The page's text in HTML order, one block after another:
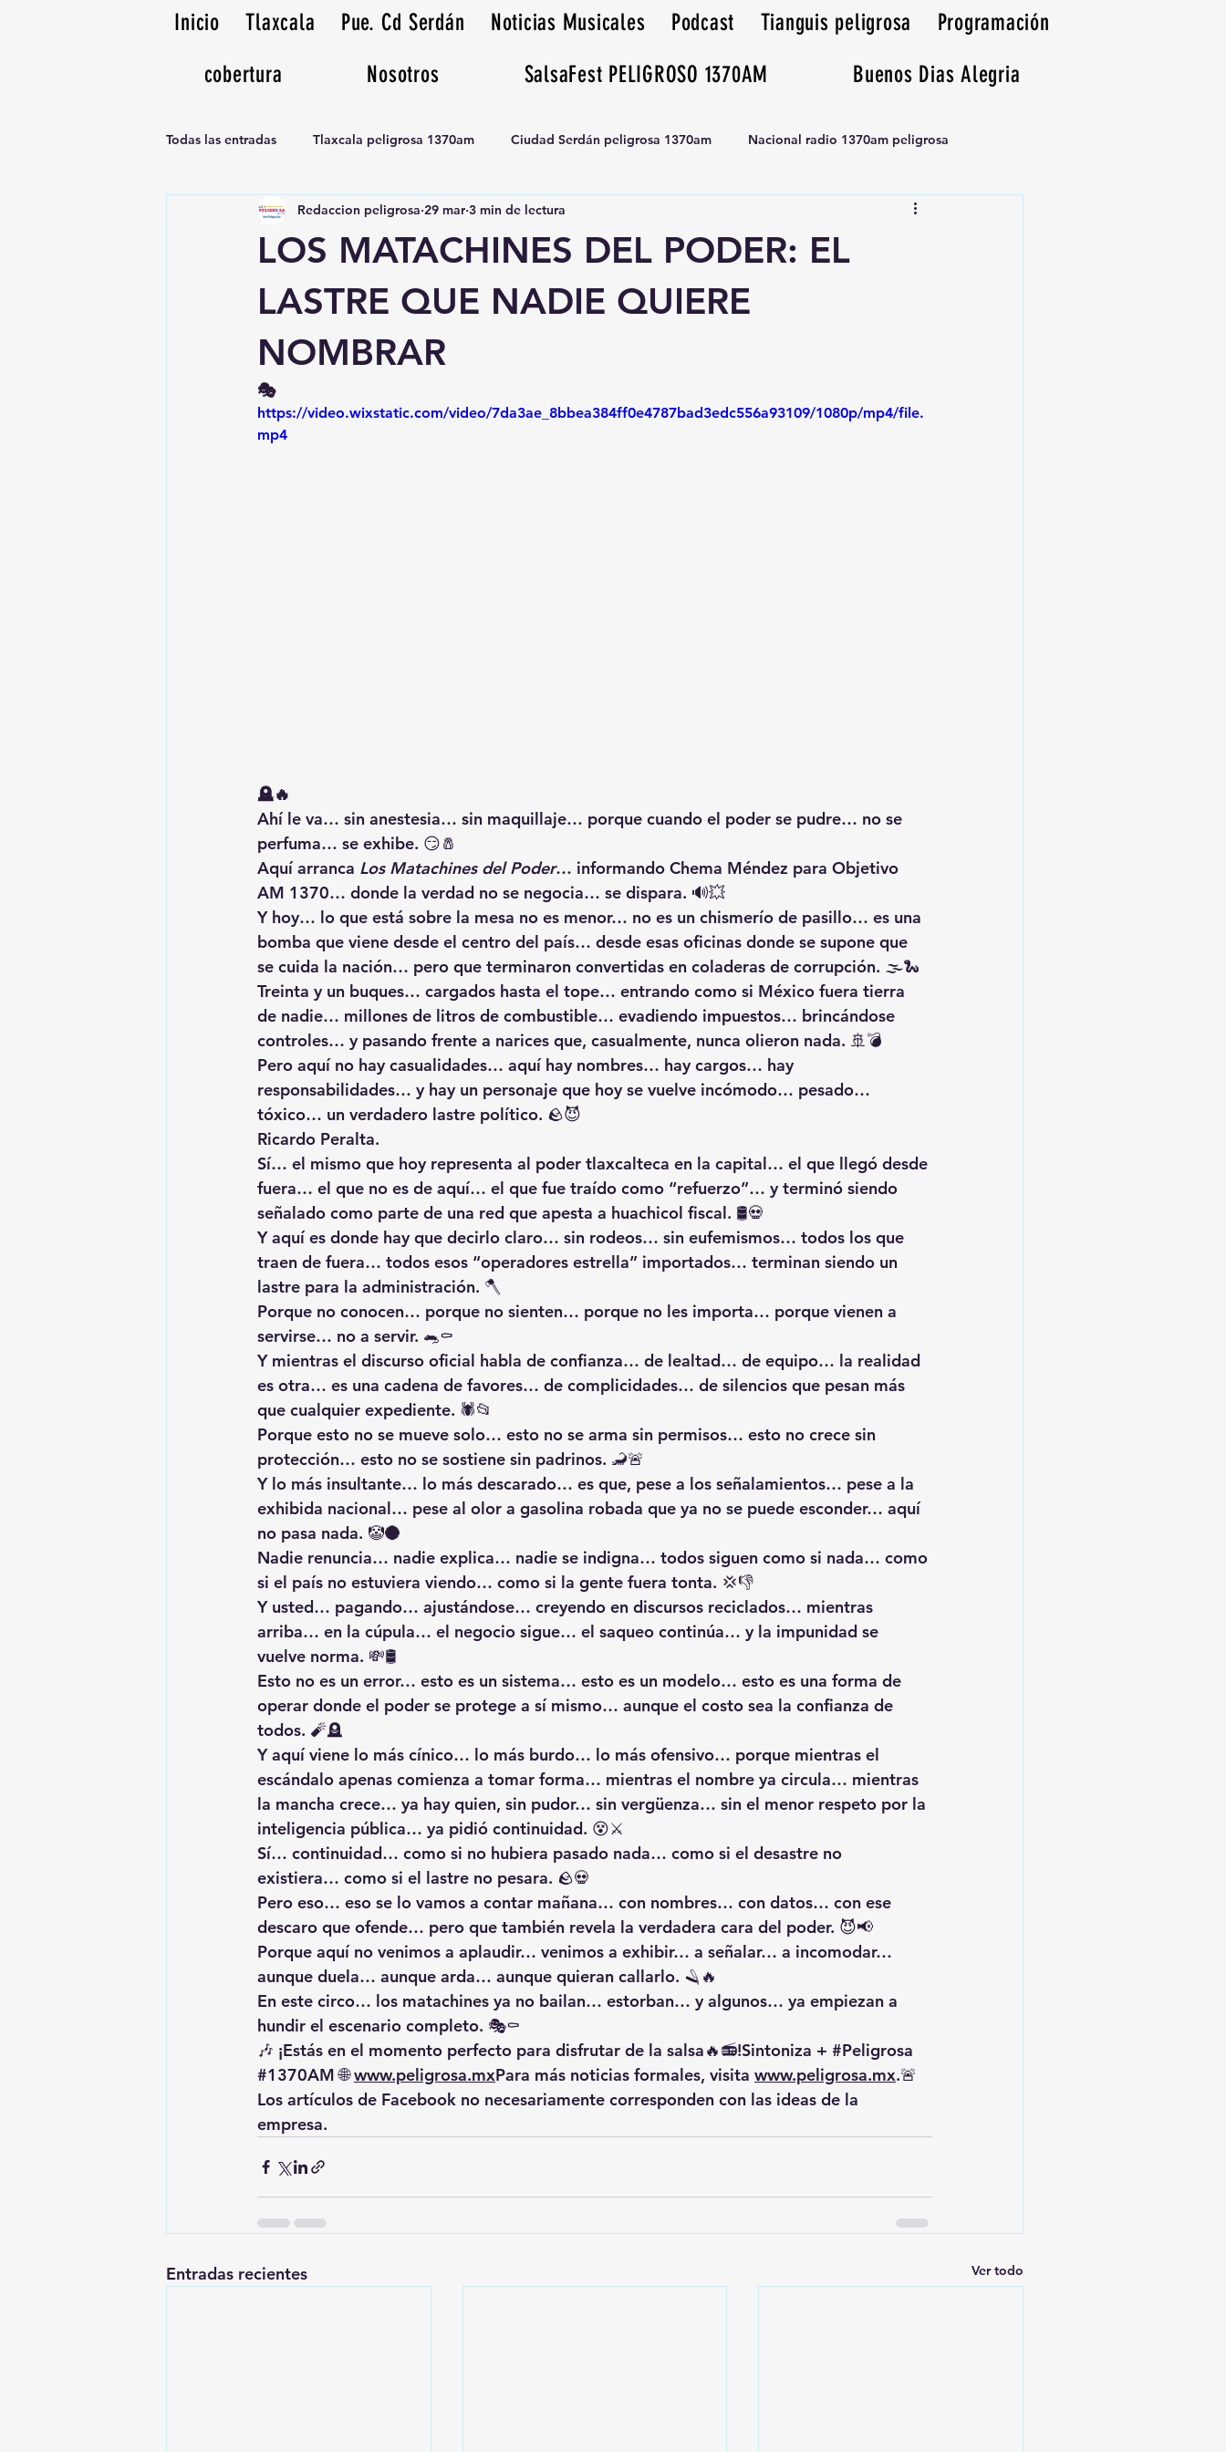
Inicio Tlaxcala Pue. Cd Serdán Noticias Musicales Podcast Tianguis peligrosa
Programación
cobertura
Nosotros SalsaFest PELIGROSO 1370AM Buenos Dias Alegria
Todas las entradas Tlaxcala peligrosa 1370am Ciudad Serdán peligrosa 1370am Nacional radio 1370am peligrosa
Noticias Musicales radio 1370am Tianguis peligrosa 1370am huamantla
LOS MATACHINES DEL PODER: EL
LASTRE QUE NADIE QUIERE
NOMBRAR
Redaccion peligrosa 29 mar 3 min de lectura
🎭
https://video.wixstatic.com/video/7da3ae_8bbea384ff0e4787bad3edc556a93109/1080p/mp4/file.
mp4
🪦🔥
Ahí le va… sin anestesia… sin maquillaje… porque cuando el poder se pudre… no se
perfuma… se exhibe. 😏🧂
Aquí arranca Los Matachines del Poder… informando Chema Méndez para Objetivo
AM 1370… donde la verdad no se negocia… se dispara. 🔊💥
Y hoy… lo que está sobre la mesa no es menor… no es un chismerío de pasillo… es una
bomba que viene desde el centro del país… desde esas oficinas donde se supone que
se cuida la nación… pero que terminaron convertidas en coladeras de corrupción. 🌫️🐍
Treinta y un buques… cargados hasta el tope… entrando como si México fuera tierra
de nadie… millones de litros de combustible… evadiendo impuestos… brincándose
controles… y pasando frente a narices que, casualmente, nunca olieron nada. 🚢💣
Pero aquí no hay casualidades… aquí hay nombres… hay cargos… hay
responsabilidades… y hay un personaje que hoy se vuelve incómodo… pesado…
tóxico… un verdadero lastre político. 🪨😈
Ricardo Peralta.
Sí… el mismo que hoy representa al poder tlaxcalteca en la capital… el que llegó desde
fuera… el que no es de aquí… el que fue traído como “refuerzo”… y terminó siendo
señalado como parte de una red que apesta a huachicol fiscal. 🛢️💀
Y aquí es donde hay que decirlo claro… sin rodeos… sin eufemismos… todos los que
traen de fuera… todos esos “operadores estrella” importados… terminan siendo un
lastre para la administración. 🪓
Porque no conocen… porque no sienten… porque no les importa… porque vienen a
servirse… no a servir. 🐀⚰️
Y mientras el discurso oficial habla de confianza… de lealtad… de equipo… la realidad
es otra… es una cadena de favores… de complicidades… de silencios que pesan más
que cualquier expediente. 🕷️📂
Porque esto no se mueve solo… esto no se arma sin permisos… esto no crece sin
protección… esto no se sostiene sin padrinos. 🦂🚨
Y lo más insultante… lo más descarado… es que, pese a los señalamientos… pese a la
exhibida nacional… pese al olor a gasolina robada que ya no se puede esconder… aquí
no pasa nada. 🤡🌑
Nadie renuncia… nadie explica… nadie se indigna… todos siguen como si nada… como
si el país no estuviera viendo… como si la gente fuera tonta. 💢👎
Y usted… pagando… ajustándose… creyendo en discursos reciclados… mientras
arriba… en la cúpula… el negocio sigue… el saqueo continúa… y la impunidad se
vuelve norma. 💸🛢️
Esto no es un error… esto es un sistema… esto es un modelo… esto es una forma de
operar donde el poder se protege a sí mismo… aunque el costo sea la confianza de
todos. 🧨🪦
Y aquí viene lo más cínico… lo más burdo… lo más ofensivo… porque mientras el
escándalo apenas comienza a tomar forma… mientras el nombre ya circula… mientras
la mancha crece… ya hay quien, sin pudor… sin vergüenza… sin el menor respeto por la
inteligencia pública… ya pidió continuidad. 😵⚔️
Sí… continuidad… como si no hubiera pasado nada… como si el desastre no
existiera… como si el lastre no pesara. 🪨💀
Pero eso… eso se lo vamos a contar mañana… con nombres… con datos… con ese
descaro que ofende… pero que también revela la verdadera cara del poder. 😈📢
Porque aquí no venimos a aplaudir… venimos a exhibir… a señalar… a incomodar…
aunque duela… aunque arda… aunque quieran callarlo. 🪒🔥
En este circo… los matachines ya no bailan… estorban… y algunos… ya empiezan a
hundir el escenario completo. 🎭⚰️
🎶 ¡Estás en el momento perfecto para disfrutar de la salsa🔥📻!Sintoniza + #Peligrosa
#1370AM 🌐 www.peligrosa.mxPara más noticias formales, visita www.peligrosa.mx.🚨
Los artículos de Facebook no necesariamente corresponden con las ideas de la
empresa.
Entradas recientes Ver todo